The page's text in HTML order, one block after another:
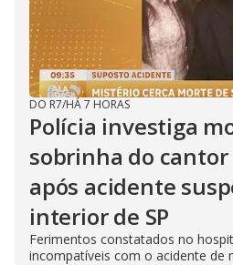
DO R7/HÁ 7 HORAS
Polícia investiga
sobrinha do
após acidente
interior de SP
Ferimentos constatados no
incompatíveis com o acidente de